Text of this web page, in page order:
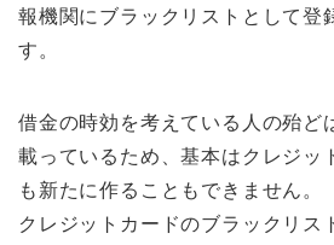
報機関にブラックリストとして登
す。
借金の時効を考えている人の殆ど
載っているため、基本はクレジッ
も新たに作ることもできません。
クレジットカードのブラックリス